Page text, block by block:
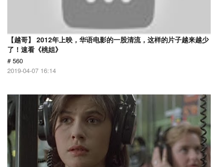
【越哥】 2012年上映，华语电影的一股清流，这样的片子越来越少
了！速看《桃姐》
# 560
2019-04-07 16:14